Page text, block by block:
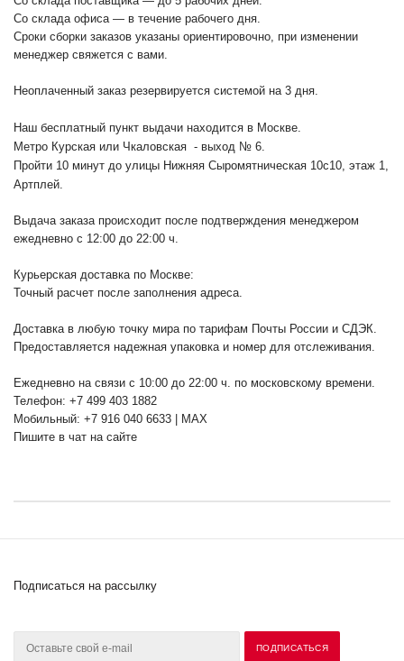
Со склада офиса — в течение рабочего дня.
Сроки сборки заказов указаны ориентировочно, при изменении
менеджер свяжется с вами.
Неоплаченный заказ резервируется системой на 3 дня.
Наш бесплатный пункт выдачи находится в Москве.
Метро Курская или Чкаловская - выход № 6.
Пройти 10 минут до улицы Нижняя Сыромятническая 10с10, этаж 1,
Артплей.
Выдача заказа происходит после подтверждения менеджером
ежедневно с 12:00 до 22:00 ч.
Курьерская доставка по Москве:
Точный расчет после заполнения адреса.
Доставка в любую точку мира по тарифам Почты России и СДЭК.
Предоставляется надежная упаковка и номер для отслеживания.
Ежедневно на связи с 10:00 до 22:00 ч. по московскому времени.
Телефон: +7 499 403 1882
Мобильный: +7 916 040 6633 | MAX
Пишите в чат на сайте
Подписаться на рассылку